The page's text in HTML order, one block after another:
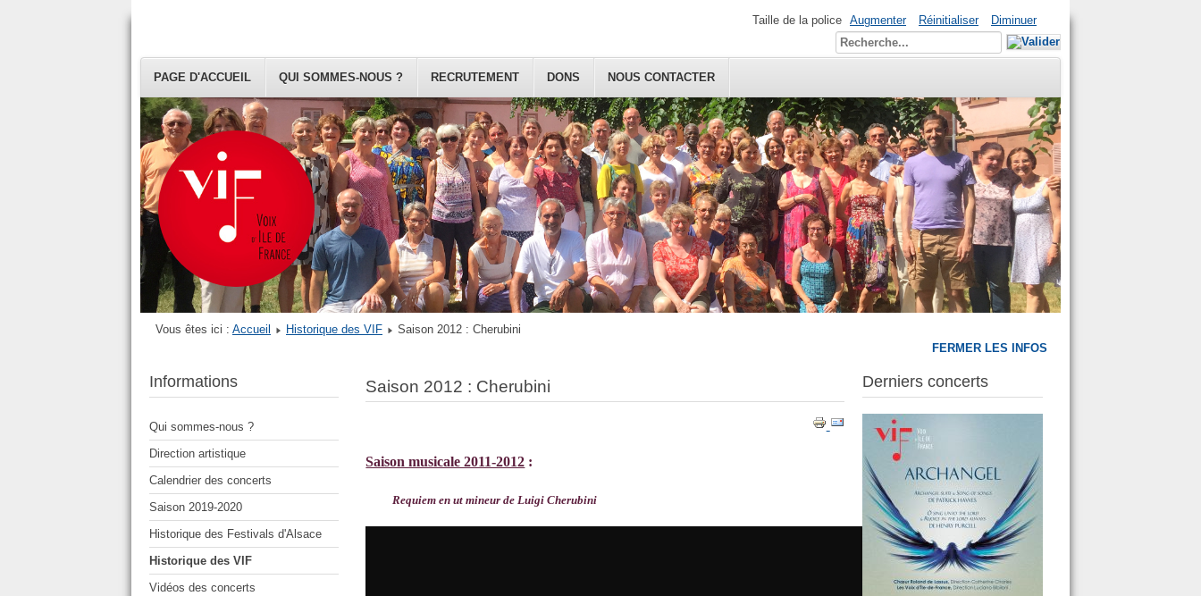
PAGE D'ACCUEIL QUI SOMMES-NOUS ? RECRUTEMENT DONS NOUS CONTACTER
Taille de la police Augmenter Réinitialiser Diminuer
Vous êtes ici : Accueil Historique des VIF Saison 2012 : Cherubini
Informations
Qui sommes-nous ?
Direction artistique
Calendrier des concerts
Saison 2019-2020
Historique des Festivals d'Alsace
Historique des VIF
Vidéos des concerts
Saison 2012 : Cherubini
Saison musicale 2011-2012 :
Requiem en ut mineur de Luigi Cherubini
FERMER LES INFOS
Derniers concerts